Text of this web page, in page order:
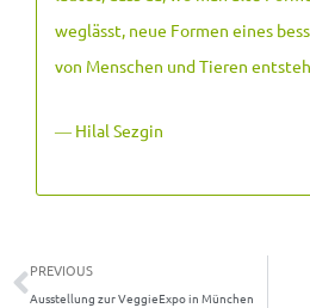
weglässt, neue Formen eines
von Menschen und Tieren
― Hilal Sezgin
Zurück
PREVIOUS
Ausstellung zur VeggieExpo in München